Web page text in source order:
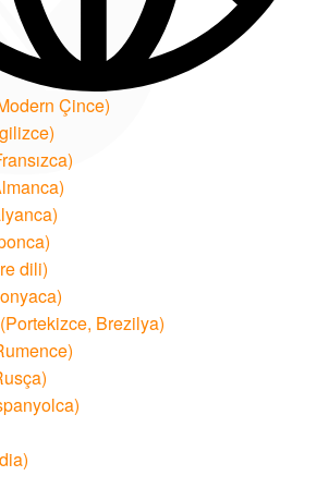
Çince)
)
)
)
)
)
dili)
)
(Portekizce, Brezilya)
)
)
)